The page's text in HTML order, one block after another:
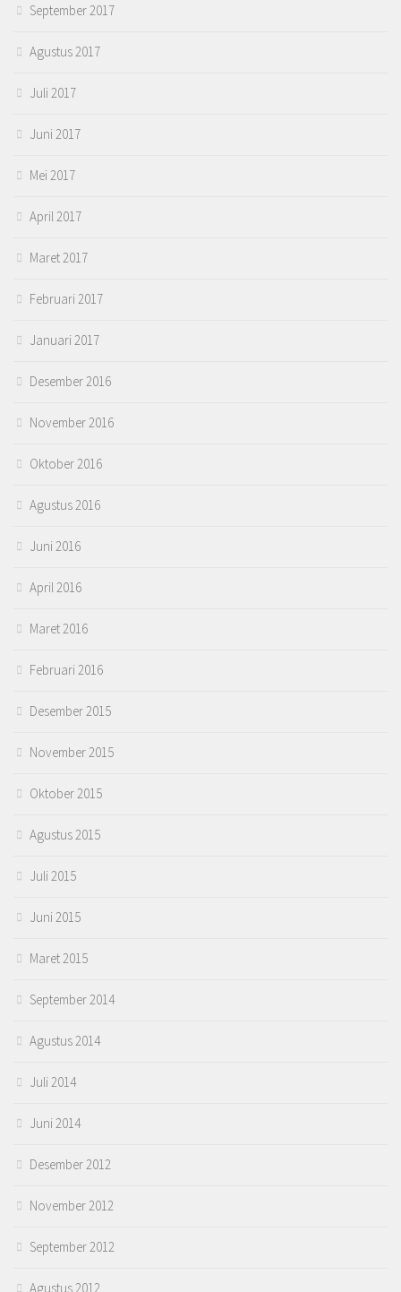
September 2017
Agustus 2017
Juli 2017
Juni 2017
Mei 2017
April 2017
Maret 2017
Februari 2017
Januari 2017
Desember 2016
November 2016
Oktober 2016
Agustus 2016
Juni 2016
April 2016
Maret 2016
Februari 2016
Desember 2015
November 2015
Oktober 2015
Agustus 2015
Juli 2015
Juni 2015
Maret 2015
September 2014
Agustus 2014
Juli 2014
Juni 2014
Desember 2012
November 2012
September 2012
Agustus 2012